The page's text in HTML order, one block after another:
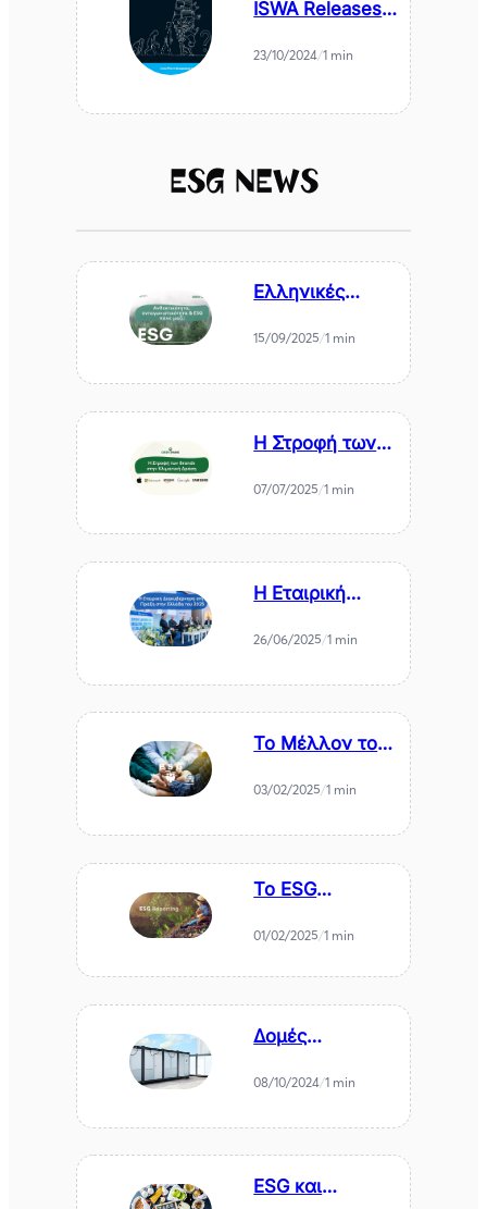
ISWA Releases –
Summary:
Outlook 2024
23/10/2024/1 min
ESG News
Ελληνικές
2030–2040:
ανταγωνιστικότ
15/09/2025/1 min
Η Στροφή των
Κλιματική
Αγορά
αρνούνται
πολιτικοί
07/07/2025/1 min
Η Εταιρική
στην Πράξη
του 2025
26/06/2025/1 min
Το Μέλλον του
Διχασμένο
03/02/2025/1 min
Το ESG
μικρούς
01/02/2025/1 min
Δομές
Βιωσιμότητα.
08/10/2024/1 min
ESG και